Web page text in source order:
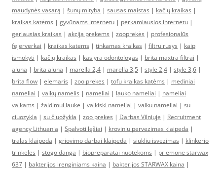
maudynės vasarą | šunų mityba | sausas maistas | kačių kraikas |
kraikas katėms | gyvūnams internetu | perkamiausios internetu |
geriausias kraikas | akcija prekems | zooprekės | profesionalūs
fejerverkai | kraikas katems | tinkamas kraikas | filtru rusys | kaip
ismokyti | kačių kraikas | kas yra odontologas | brita maxtra filtrai |
aluna | brita aluna | marella 2,4 | marella 3,5 | style 2,4 | style 3,6 |
brita flow | elemaris | zoo prekes | tofu kraikas katėms | mediniai
nameliai | vaikų namelis | nameliai | lauko nameliai | nameliai
vaikams | žaidimui lauke | vaikiski nameliai | vaiku nameliai | su
ciuozykla | su čiuožykla | zoo prekes | Darbas Vilniuje | Recruitment
agency Lithuania | Spalvoti lęšiai | kroviniu pervezimas klaipeda |
tralas klaipeda | griovimo darbai klaipeda | siukliu isvezimas | klinkerio
trinkeles | stogo danga | biopreparatai nuotekoms | priemone starwax
637 | bakterijos irenginiams kaina | bakterijos STARWAX kaina |